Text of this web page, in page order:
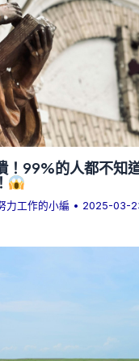
！99%的人都不知
力工作的小編 • 2025-03-